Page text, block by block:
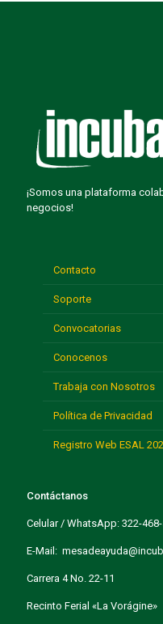
¡Somos una plataforma
negocios!
Contacto
Soporte
Convocatorias
Conocenos
Trabaja con Nosotros
Política de Privacidad
Registro Web ESAL
Contáctanos
Celular / WhatsApp: 322-
E-Mail:
Carrera 4 No. 22-11
Recinto Ferial «La Vorágine»